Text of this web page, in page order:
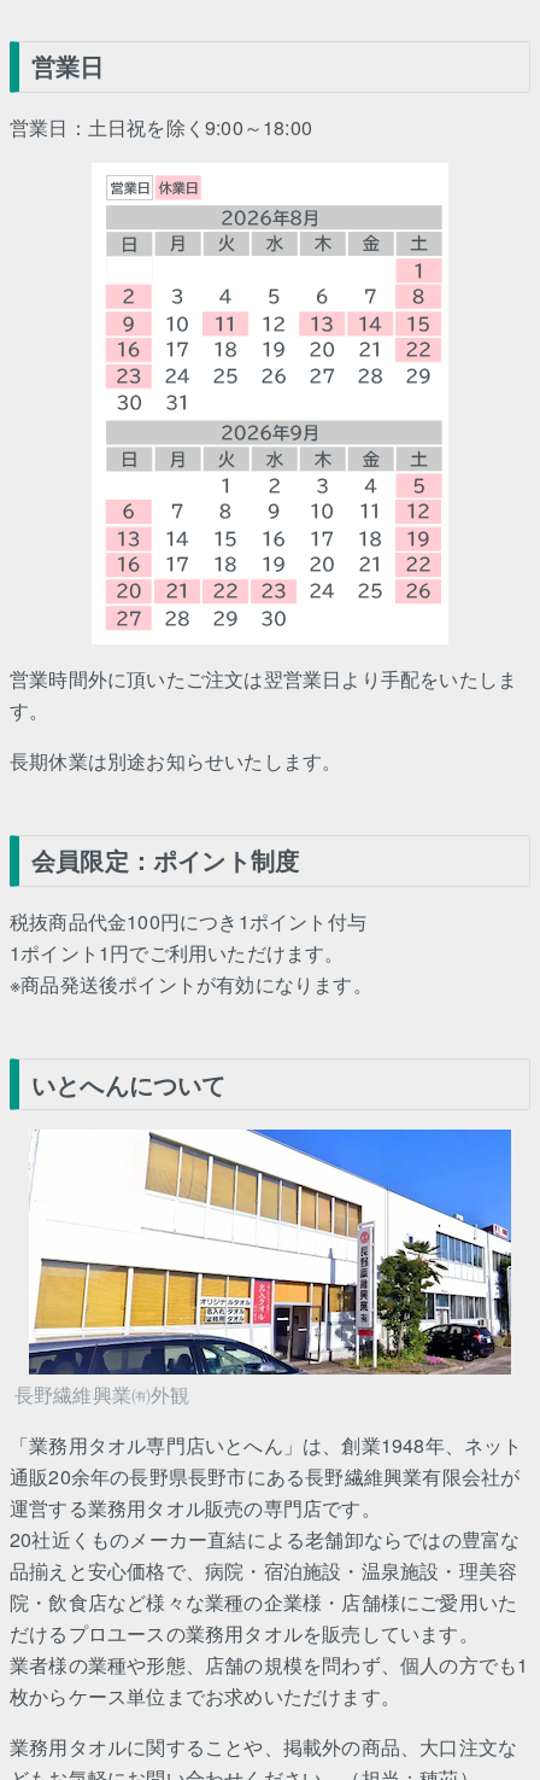
営業日
営業日：土日祝を除く9:00～18:00
営業時間外に頂いたご注文は翌営業日より手配をいたしま
す。
長期休業は別途お知らせいたします。
会員限定：ポイント制度
税抜商品代金100円につき1ポイント付与
1ポイント1円でご利用いただけます。
※商品発送後ポイントが有効になります。
いとへんについて
長野繊維興業㈲外観
「業務用タオル専門店いとへん」は、創業1948年、ネット
通販20余年の長野県長野市にある長野繊維興業有限会社が
運営する業務用タオル販売の専門店です。
20社近くものメーカー直結による老舗卸ならではの豊富な
品揃えと安心価格で、病院・宿泊施設・温泉施設・理美容
院・飲食店など様々な業種の企業様・店舗様にご愛用いた
だけるプロユースの業務用タオルを販売しています。
業者様の業種や形態、店舗の規模を問わず、個人の方でも1
枚からケース単位までお求めいただけます。
業務用タオルに関することや、掲載外の商品、大口注文な